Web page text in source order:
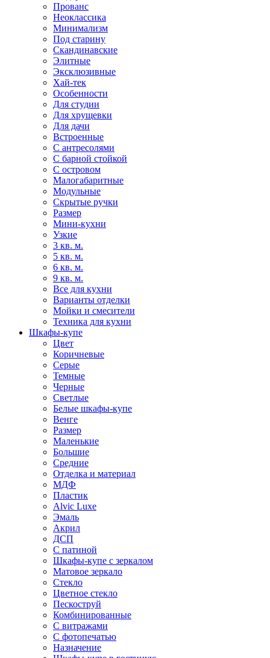
Прованс
Неоклассика
Минимализм
Под старину
Скандинавские
Элитные
Эксклюзивные
Хай-тек
Особенности
Для студии
Для хрущевки
Для дачи
Встроенные
С антресолями
С барной стойкой
С островом
Малогабаритные
Модульные
Скрытые ручки
Размер
Мини-кухни
Узкие
3 кв. м.
5 кв. м.
6 кв. м.
9 кв. м.
Все для кухни
Варианты отделки
Мойки и смесители
Техника для кухни
Шкафы-купе
Цвет
Коричневые
Серые
Темные
Черные
Светлые
Белые шкафы-купе
Венге
Размер
Маленькие
Большие
Средние
Отделка и материал
МДФ
Пластик
Alvic Luxe
Эмаль
Акрил
ДСП
С патиной
Шкафы-купе с зеркалом
Матовое зеркало
Стекло
Цветное стекло
Пескоструй
Комбинированные
С витражами
С фотопечатью
Назначение